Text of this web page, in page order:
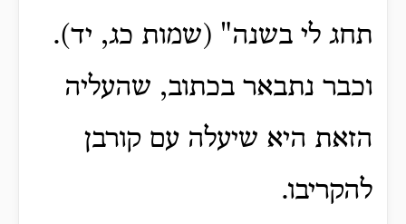
תחג לי בשנה" (שמות כג, יד).
וכבר נתבאר בכתוב, שהעליה
הזאת היא שיעלה עם קורבן
להקריבו.